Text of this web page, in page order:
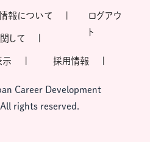
報について
して
示 採用情報
ログアウ
ト
Career Development
rights reserved.